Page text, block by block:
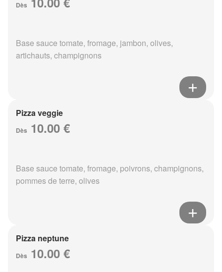
Dès
Base sauce tomate, fromage, jambon, olives,
artichauts, champignons
Pizza veggie
Dès 10.00 €
Base sauce tomate, fromage, poivrons, champignons,
pommes de terre, olives
Pizza neptune
Dès 10.00 €